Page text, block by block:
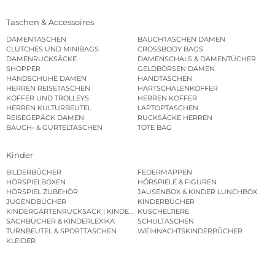
Taschen & Accessoires
DAMENTASCHEN
BAUCHTASCHEN DAMEN
CLUTCHES UND MINIBAGS
CROSSBODY BAGS
DAMENRUCKSÄCKE
DAMENSCHALS & DAMENTÜCHER
SHOPPER
GELDBÖRSEN DAMEN
HANDSCHUHE DAMEN
HANDTASCHEN
HERREN REISETASCHEN
HARTSCHALENKOFFER
KOFFER UND TROLLEYS
HERREN KOFFER
HERREN KULTURBEUTEL
LAPTOPTASCHEN
REISEGEPÄCK DAMEN
RUCKSÄCKE HERREN
BAUCH- & GÜRTELTASCHEN
TOTE BAG
Kinder
BILDERBÜCHER
FEDERMAPPEN
HÖRSPIELBOXEN
HÖRSPIELE & FIGUREN
HÖRSPIEL ZUBEHÖR
JAUSENBOX & KINDER LUNCHBOX
JUGENDBÜCHER
KINDERBÜCHER
KINDERGARTENRUCKSACK | KINDERGARTENBEUTEL
KUSCHELTIERE
SACHBÜCHER & KINDERLEXIKA
SCHULTASCHEN
TURNBEUTEL & SPORTTASCHEN
WEIHNACHTSKINDERBÜCHER
KLEIDER